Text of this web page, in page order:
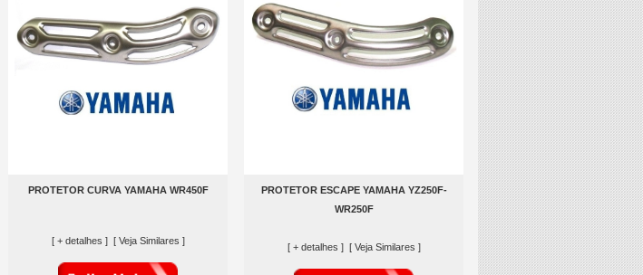
PROTETOR CURVA YAMAHA WR450F
[ + detalhes ] [ Veja Similares ]
PROTETOR ESCAPE YAMAHA YZ250F-
WR250F
[ + detalhes ] [ Veja Similares ]